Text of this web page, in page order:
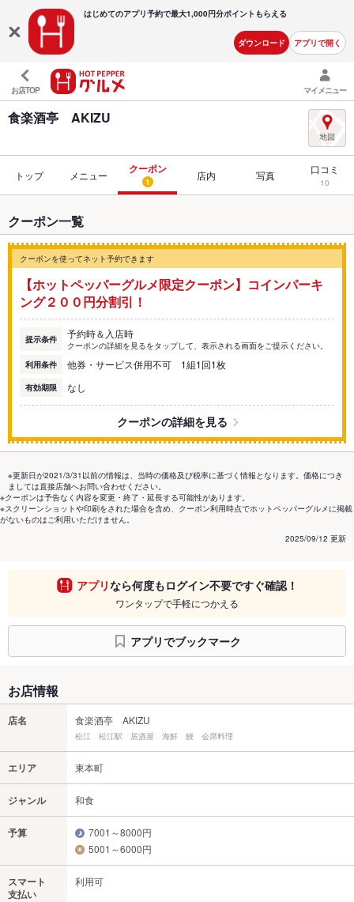
はじめてのアプリ予約で最大1,000円分ポイントもらえる
ダウンロード アプリで開く
お店TOP マイメニュー
食楽酒亭 AKIZU
トップ メニュー クーポン
1 店内 写真 口コミ
10
クーポン一覧
クーポンを使ってネット予約できます
【ホットペッパーグルメ限定クーポン】コインパーキ
ング２００円分割引！
提示条件 予約時＆入店時
クーポンの詳細を見るをタップして、表示される画面をご提示ください。
利用条件
他券・サービス併用不可 1組1回1枚
有効期限 なし
クーポンの詳細を見る
※更新日が2021/3/31以前の情報は、当時の価格及び税率に基づく情報となります。価格につき
ましては直接店舗へお問い合わせください。
※クーポンは予告なく内容を変更・終了・延長する可能性があります。
※スクリーンショットや印刷をされた場合を含め、クーポン利用時点でホットペッパーグルメに掲載
がないものはご利用いただけません。
2025/09/12 更新
アプリなら何度もログイン不要ですぐ確認！
ワンタップで手軽につかえる
アプリでブックマーク
お店情報
店名 食楽酒亭 AKIZU
松江 松江駅 居酒屋 海鮮 鰻 会席料理
エリア 東本町
ジャンル 和食
予算
7001～8000円
5001～6000円
スマート
支払い
利用可